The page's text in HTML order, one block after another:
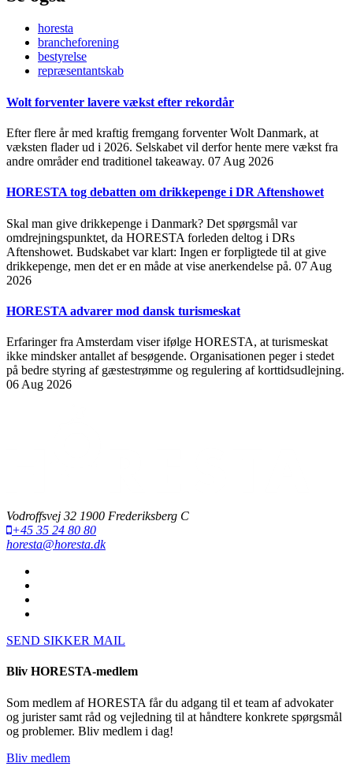
horesta
brancheforening
bestyrelse
repræsentantskab
Wolt forventer lavere vækst efter rekordår
Efter flere år med kraftig fremgang forventer Wolt Danmark, at
væksten flader ud i 2026. Selskabet vil derfor hente mere vækst fra
andre områder end traditionel takeaway. 07 Aug 2026
HORESTA tog debatten om drikkepenge i DR Aftenshowet
Skal man give drikkepenge i Danmark? Det spørgsmål var
omdrejningspunktet, da HORESTA forleden deltog i DRs
Aftenshowet. Budskabet var klart: Ingen er forpligtede til at give
drikkepenge, men det er en måde at vise anerkendelse på. 07 Aug
2026
HORESTA advarer mod dansk turismeskat
Erfaringer fra Amsterdam viser ifølge HORESTA, at turismeskat
ikke mindsker antallet af besøgende. Organisationen peger i stedet
på bedre styring af gæstestrømme og regulering af korttidsudlejning.
06 Aug 2026
Vodroffsvej 32 1900 Frederiksberg C
+45 35 24 80 80
horesta@horesta.dk
SEND SIKKER MAIL
Bliv HORESTA-medlem
Som medlem af HORESTA får du adgang til et team af advokater
og jurister samt råd og vejledning til at håndtere konkrete spørgsmål
og problemer. Bliv medlem i dag!
Bliv medlem